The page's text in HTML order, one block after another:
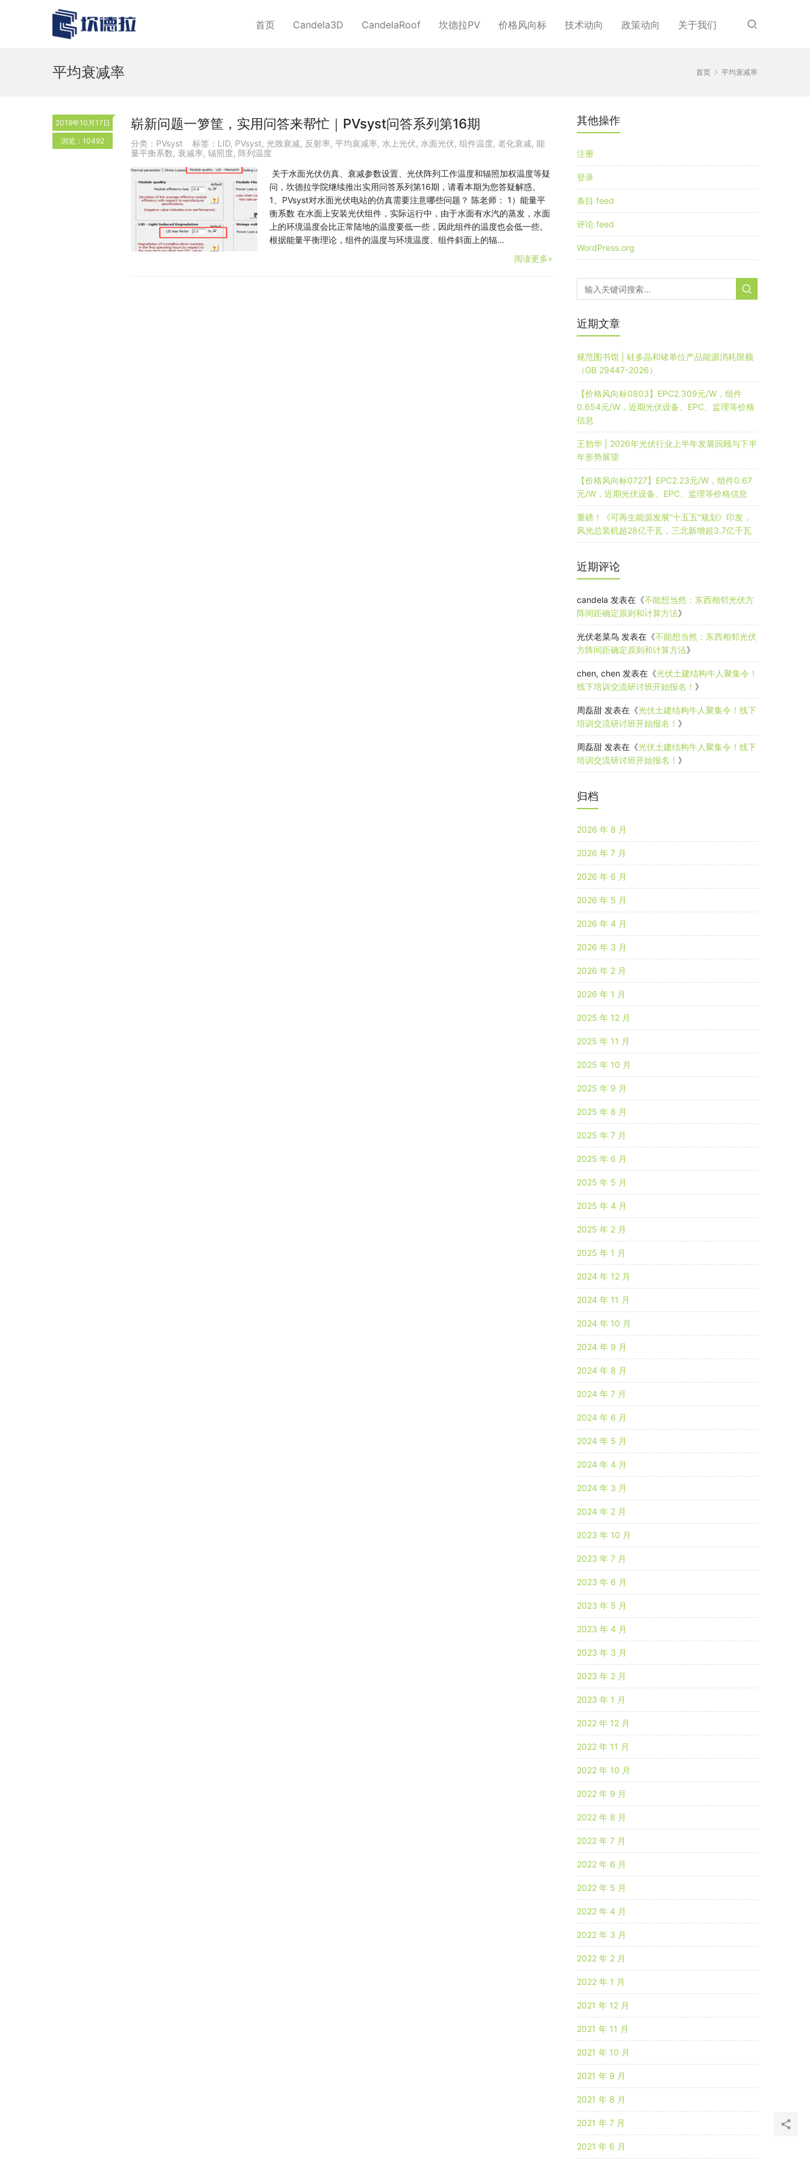
首页 Candela3D CandelaRoof 坎德拉PV 价格风向标 技术动向 政策动向 关于我们
首页 平均衰减率
平均衰减率
2019年10月17日
浏览：10492
崭新问题一箩筐，实用问答来帮忙｜PVsyst问答系列第16期
分类： PVsyst 标签： LID, PVsyst, 光致衰减, 反射率, 平均衰减率, 水上光伏, 水面光伏, 组件温度, 老化衰减, 能
量平衡系数, 衰减率, 辐照度, 阵列温度
关于水面光伏仿真、衰减参数设置、光伏阵列工作温度和辐照加权温度等疑
问，坎德拉学院继续推出实用问答系列第16期，请看本期为您答疑解惑。
1、PVsyst对水面光伏电站的仿真需要注意哪些问题？ 陈老师： 1）能量平
衡系数 在水面上安装光伏组件，实际运行中，由于水面有水汽的蒸发，水面
上的环境温度会比正常陆地的温度要低一些，因此组件的温度也会低一些。
根据能量平衡理论，组件的温度与环境温度、组件斜面上的辐…
阅读更多»
其他操作
注册
登录
条目 feed
评论 feed
WordPress.org
近期文章
规范图书馆 | 硅多晶和锗单位产品能源消耗限额
（GB 29447-2026）
【价格风向标0803】EPC2.309元/W，组件
0.654元/W，近期光伏设备、EPC、监理等价格
信息
王勃华 | 2026年光伏行业上半年发展回顾与下半
年形势展望
【价格风向标0727】EPC2.23元/W，组件0.67
元/W，近期光伏设备、EPC、监理等价格信息
重磅！《可再生能源发展“十五五”规划》印发，
风光总装机超28亿千瓦，三北新增超3.7亿千瓦
近期评论
candela 发表在《不能想当然：东西相邻光伏方
阵间距确定原则和计算方法》
光伏老菜鸟 发表在《不能想当然：东西相邻光伏
方阵间距确定原则和计算方法》
chen, chen 发表在《光伏土建结构牛人聚集令！
线下培训交流研讨班开始报名！ 》
周磊甜 发表在《光伏土建结构牛人聚集令！线下
培训交流研讨班开始报名！ 》
周磊甜 发表在《光伏土建结构牛人聚集令！线下
培训交流研讨班开始报名！ 》
归档
2026 年 8 月
2026 年 7 月
2026 年 6 月
2026 年 5 月
2026 年 4 月
2026 年 3 月
2026 年 2 月
2026 年 1 月
2025 年 12 月
2025 年 11 月
2025 年 10 月
2025 年 9 月
2025 年 8 月
2025 年 7 月
2025 年 6 月
2025 年 5 月
2025 年 4 月
2025 年 2 月
2025 年 1 月
2024 年 12 月
2024 年 11 月
2024 年 10 月
2024 年 9 月
2024 年 8 月
2024 年 7 月
2024 年 6 月
2024 年 5 月
2024 年 4 月
2024 年 3 月
2024 年 2 月
2023 年 10 月
2023 年 7 月
2023 年 6 月
2023 年 5 月
2023 年 4 月
2023 年 3 月
2023 年 2 月
2023 年 1 月
2022 年 12 月
2022 年 11 月
2022 年 10 月
2022 年 9 月
2022 年 8 月
2022 年 7 月
2022 年 6 月
2022 年 5 月
2022 年 4 月
2022 年 3 月
2022 年 2 月
2022 年 1 月
2021 年 12 月
2021 年 11 月
2021 年 10 月
2021 年 9 月
2021 年 8 月
2021 年 7 月
2021 年 6 月